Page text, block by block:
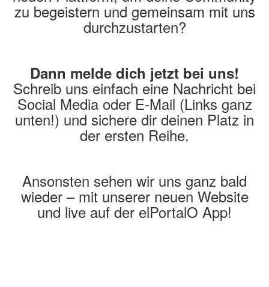
zu begeistern und gemeinsam mit uns
durchzustarten?
Dann melde dich jetzt bei uns!
Schreib uns einfach eine Nachricht bei
Social Media oder E-Mail (Links ganz
unten!) und sichere dir deinen Platz in
der ersten Reihe.
Ansonsten sehen wir uns ganz bald
wieder – mit unserer neuen Website
und live auf der elPortalO App!